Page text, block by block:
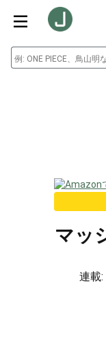
マッ
連載: